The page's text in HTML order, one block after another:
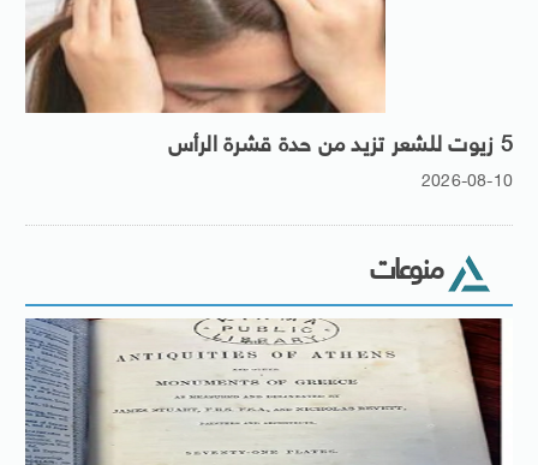
5 زيوت للشعر تزيد من حدة قشرة الرأس
2026-08-10
منوعات